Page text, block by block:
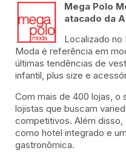
Mega Polo
atacado da
Localizado no
Moda é referência em
últimas tendências de
infantil, plus size e
Com mais de 400 lojas, o
lojistas que buscam
competitivos. Além
como hotel integrado e
gastronômica.